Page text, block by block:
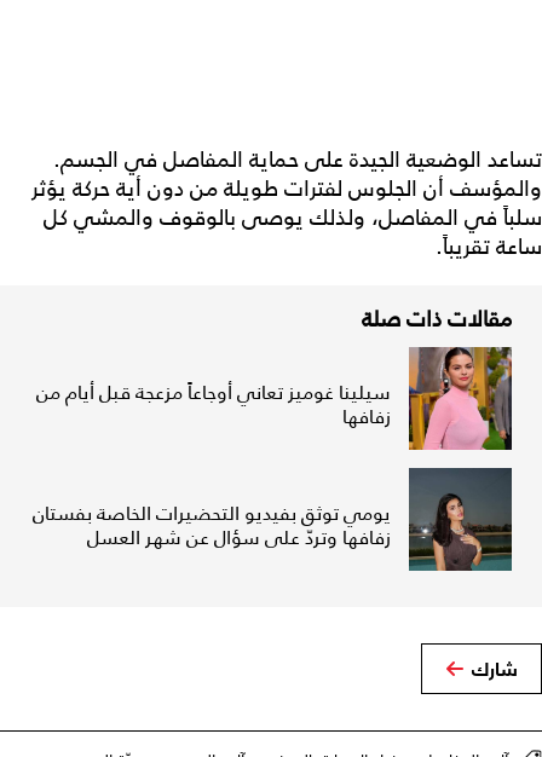
تساعد الوضعية الجيدة على حماية المفاصل في الجسم.
والمؤسف أن الجلوس لفترات طويلة من دون أية حركة يؤثر
سلباً في المفاصل، ولذلك يوصى بالوقوف والمشي كل
ساعة تقريباً.
مقالات ذات صلة
سيلينا غوميز تعاني أوجاعاً مزعجة قبل أيام من
زفافها
يومي توثق بفيديو التحضيرات الخاصة بفستان
زفافها وتردّ على سؤال عن شهر العسل
شارك